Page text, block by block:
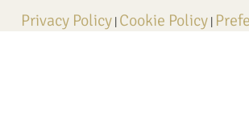
Privacy Policy | Cookie Policy |